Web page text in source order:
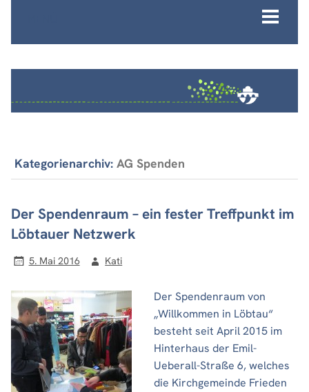
Kategorienarchiv:AG Spenden
Der Spendenraum – ein fester Treffpunkt im
Löbtauer Netzwerk
5. Mai 2016 Kati
Der Spendenraum von
„Willkommen in Löbtau“
besteht seit April 2015 im
Hinterhaus der Emil-
Ueberall-Straße 6, welches
die Kirchgemeinde Frieden